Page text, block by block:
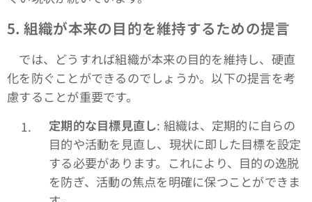
5. 組織が本来の目的を維持するための提言
では、どうすれば組織が本来の目的を維持し、硬直
化を防ぐことができるのでしょうか。以下の提言を考
慮することが重要です。
定期的な目標見直し: 組織は、定期的に自らの
目的や活動を見直し、現状に即した目標を設定
する必要があります。これにより、目的の逸脱
を防ぎ、活動の焦点を明確に保つことができま